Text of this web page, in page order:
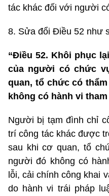
tác khác đối với người
8. Sửa đổi Điều 52 như
“Điều 52. Khôi phục
của người có chức
quan, tổ chức có
không có hành vi
Người bị tạm đình chỉ
trí công tác khác được
sau khi cơ quan, tổ
người đó không có
lỗi, cải chính công khai
do hành vi trái pháp